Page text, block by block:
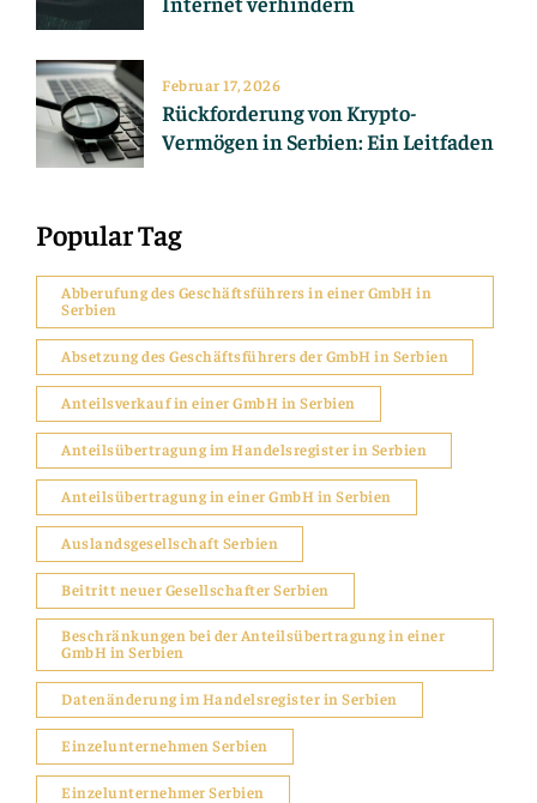
Rückforderung von Krypto-
Vermögen in Serbien: Ein Leitfaden
Februar 17, 2026
Popular Tag
Abberufung des Geschäftsführers in einer GmbH in
Serbien
Absetzung des Geschäftsführers der GmbH in Serbien
Anteilsverkauf in einer GmbH in Serbien
Anteilsübertragung im Handelsregister in Serbien
Anteilsübertragung in einer GmbH in Serbien
Auslandsgesellschaft Serbien
Beitritt neuer Gesellschafter Serbien
Beschränkungen bei der Anteilsübertragung in einer
GmbH in Serbien
Datenänderung im Handelsregister in Serbien
Einzelunternehmen Serbien
Einzelunternehmer Serbien